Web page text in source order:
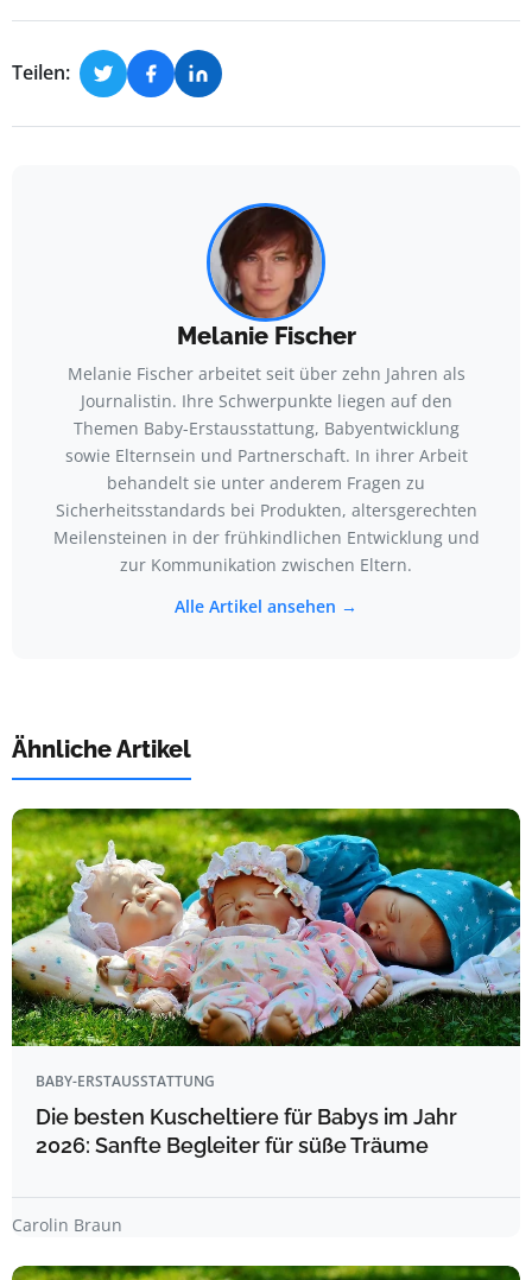
Teilen:
Melanie Fischer
Melanie Fischer arbeitet seit über zehn Jahren als
Journalistin. Ihre Schwerpunkte liegen auf den
Themen Baby-Erstausstattung, Babyentwicklung
sowie Elternsein und Partnerschaft. In ihrer Arbeit
behandelt sie unter anderem Fragen zu
Sicherheitsstandards bei Produkten, altersgerechten
Meilensteinen in der frühkindlichen Entwicklung und
zur Kommunikation zwischen Eltern.
Alle Artikel ansehen →
Ähnliche Artikel
BABY-ERSTAUSSTATTUNG
Die besten Kuscheltiere für Babys im Jahr
2026: Sanfte Begleiter für süße Träume
Carolin Braun